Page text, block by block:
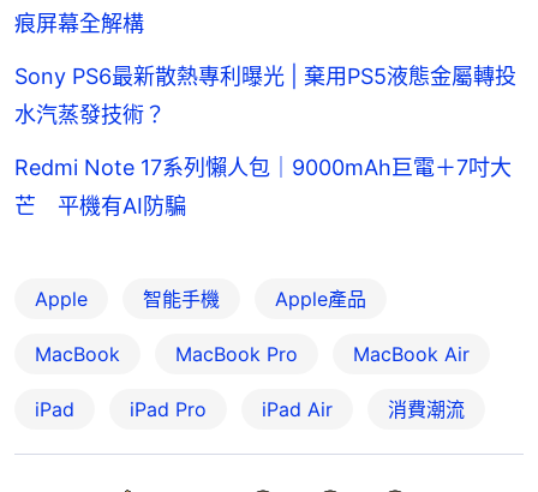
痕屏幕全解構
Sony PS6最新散熱專利曝光 | 棄用PS5液態金屬轉投
水汽蒸發技術？
Redmi Note 17系列懶人包｜9000mAh巨電＋7吋大
芒 平機有AI防騙
Apple 智能手機 Apple產品
MacBook MacBook Pro MacBook Air
iPad iPad Pro iPad Air 消費潮流